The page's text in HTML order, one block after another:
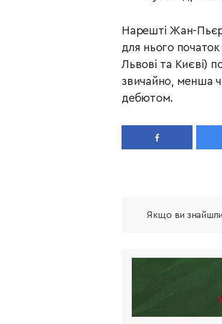
Нарешті Жан-
для нього
Львові та Києві)
звичайно, менша
дебютом.
Якщо ви знайшли